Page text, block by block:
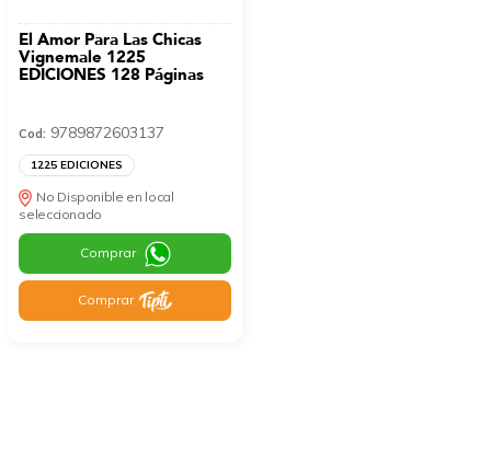
El Amor Para Las Chicas
Vignemale 1225
EDICIONES 128 Páginas
Cod: 9789872603137
1225 EDICIONES
No Disponible en local
seleccionado
Comprar
Comprar